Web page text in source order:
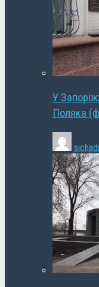
У
Поляка